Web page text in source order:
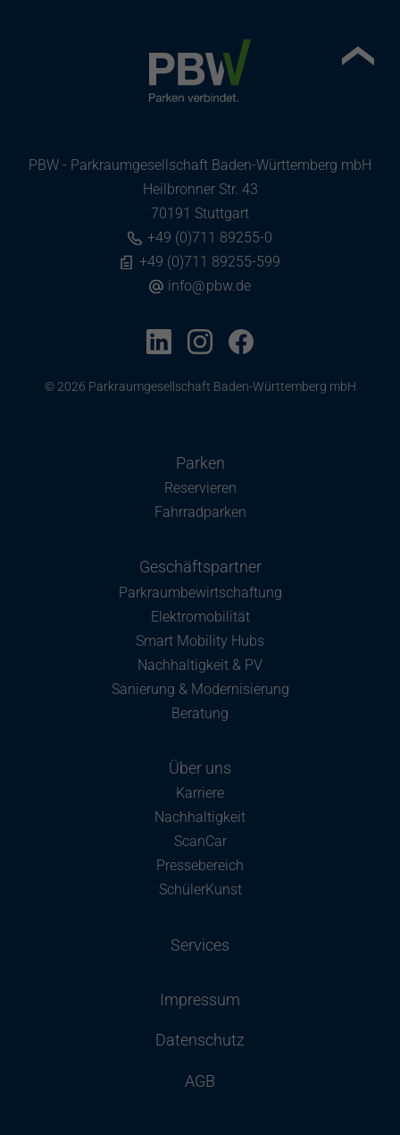
PBW - Parkraumgesellschaft Baden-Württemberg mbH
Heilbronner Str. 43
70191 Stuttgart
+49 (0)711 89255-0
+49 (0)711 89255-599
info@pbw.de
© 2026 Parkraumgesellschaft Baden-Württemberg mbH
Parken
Reservieren
Fahrradparken
Geschäftspartner
Parkraumbewirtschaftung
Elektromobilität
Smart Mobility Hubs
Nachhaltigkeit & PV
Sanierung & Modernisierung
Beratung
Über uns
Karriere
Nachhaltigkeit
ScanCar
Pressebereich
SchülerKunst
Services
Impressum
Datenschutz
AGB